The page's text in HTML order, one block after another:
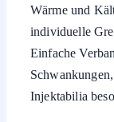
Wärme und
individuelle
Einfache
Injektabilia